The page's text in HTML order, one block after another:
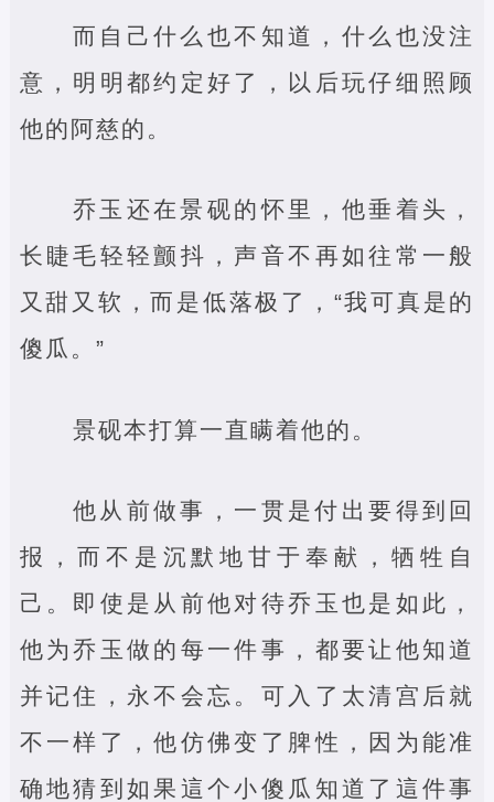
而自己什么也不知道，什么也没注
意，明明都约定好了，以后玩仔细照顾
他的阿慈的。
乔玉还在景砚的怀里，他垂着头，
长睫毛轻轻颤抖，声音不再如往常一般
又甜又软，而是低落极了，“我可真是的
傻瓜。”
景砚本打算一直瞒着他的。
他从前做事，一贯是付出要得到回
报，而不是沉默地甘于奉献，牺牲自
己。即使是从前他对待乔玉也是如此，
他为乔玉做的每一件事，都要让他知道
并记住，永不会忘。可入了太清宫后就
不一样了，他仿佛变了脾性，因为能准
确地猜到如果這个小傻瓜知道了這件事